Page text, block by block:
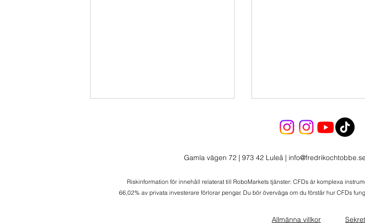
Fredagsspecial Amazon -
Morgonlive 2026-08-06
Gamla vägen 72 | 973 42 Luleå | info@fredrikochtobbe.se
Riskinformation för innehåll relaterat till RoboMarkets tjänster: CFDs är komplexa
66,02% av privata investerare förlorar pengar. Du bör överväga om du förstår hur CFDs
Allmänna villkor